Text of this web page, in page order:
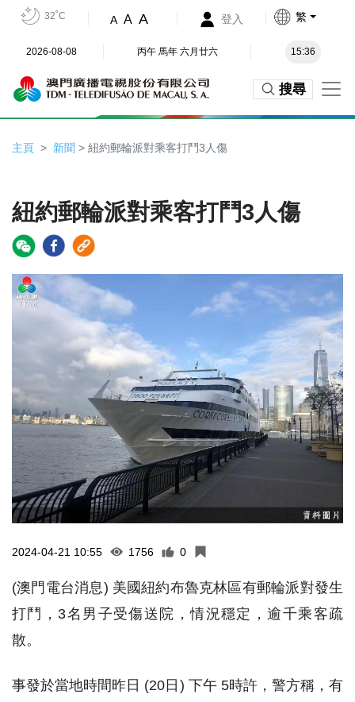
32˚C A A A 登入 繁
2026-08-08 丙午 馬年 六月廿六 15:36
搜尋
主頁 新聞 > 紐約郵輪派對乘客打鬥3人傷
紐約郵輪派對乘客打鬥3人傷
2024-04-21 10:55 1756 0
(澳門電台消息) 美國紐約布魯克林區有郵輪派對發生
打鬥，3名男子受傷送院，情況穩定，逾千乘客疏
散。
事發於當地時間昨日 (20日) 下午 5時許，警方稱，有